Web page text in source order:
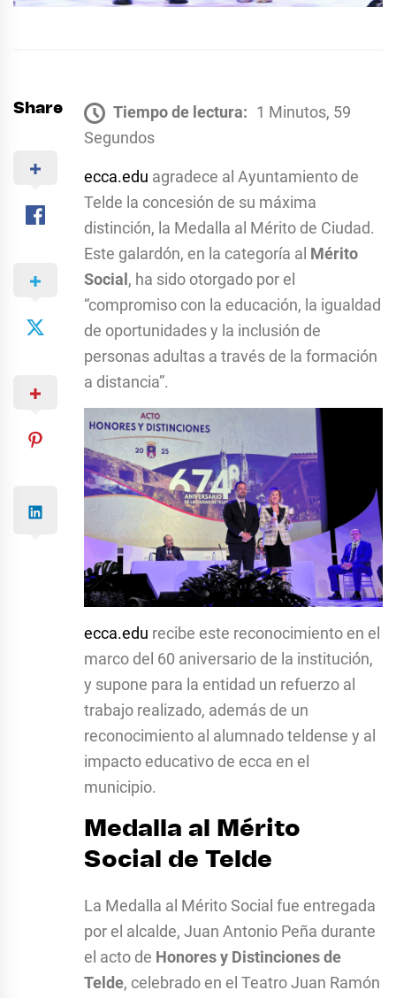
Share Tiempo de lectura: 1 Minutos, 59
Segundos
ecca.edu agradece al Ayuntamiento de
Telde la concesión de su máxima
distinción, la Medalla al Mérito de Ciudad.
Este galardón, en la categoría al Mérito
Social, ha sido otorgado por el
“compromiso con la educación, la igualdad
de oportunidades y la inclusión de
personas adultas a través de la formación
a distancia”.
ecca.edu recibe este reconocimiento en el
marco del 60 aniversario de la institución,
y supone para la entidad un refuerzo al
trabajo realizado, además de un
reconocimiento al alumnado teldense y al
impacto educativo de ecca en el
municipio.
Medalla al Mérito
Social de Telde
La Medalla al Mérito Social fue entregada
por el alcalde, Juan Antonio Peña durante
el acto de Honores y Distinciones de
Telde, celebrado en el Teatro Juan Ramón